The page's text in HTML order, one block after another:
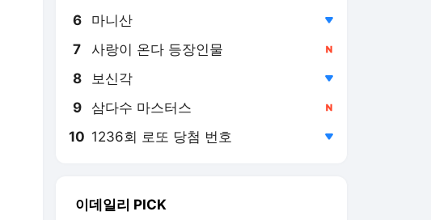
6 마니산
7 사랑이 온다 등장인물
8 보신각
9 삼다수 마스터스
10 1236회 로또 당첨 번호
이데일리 PICK